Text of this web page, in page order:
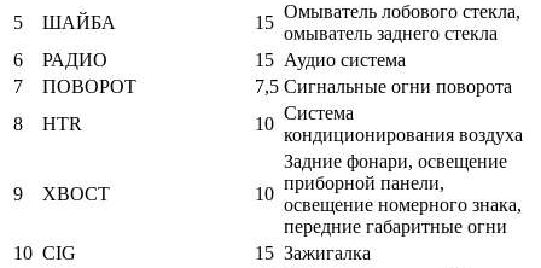
5
ШАЙБА 15
Омыватель лобового стекла,
омыватель заднего стекла
6
РАДИО 15 Аудио система
7
ПОВОРОТ 7,5 Сигнальные огни поворота
8
HTR 10
Система
кондиционирования воздуха
9 ХВОСТ 10
Задние фонари, освещение
приборной панели,
освещение номерного знака,
передние габаритные огни
10 CIG 15 Зажигалка